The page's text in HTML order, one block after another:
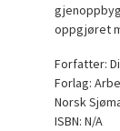
oppgjøret
Forfatter:
Forlag:
Norsk
ISBN: N/A